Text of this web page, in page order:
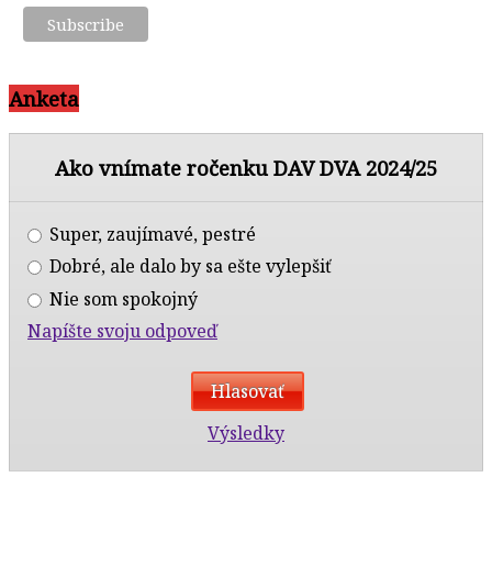
Anketa
Ako vnímate ročenku DAV DVA 2024/25
Super, zaujímavé, pestré
Dobré, ale dalo by sa ešte vylepšiť
Nie som spokojný
Napíšte svoju odpoveď
Výsledky